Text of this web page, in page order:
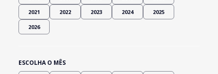
2021 2022 2023 2024 2025
2026
ESCOLHA O MÊS